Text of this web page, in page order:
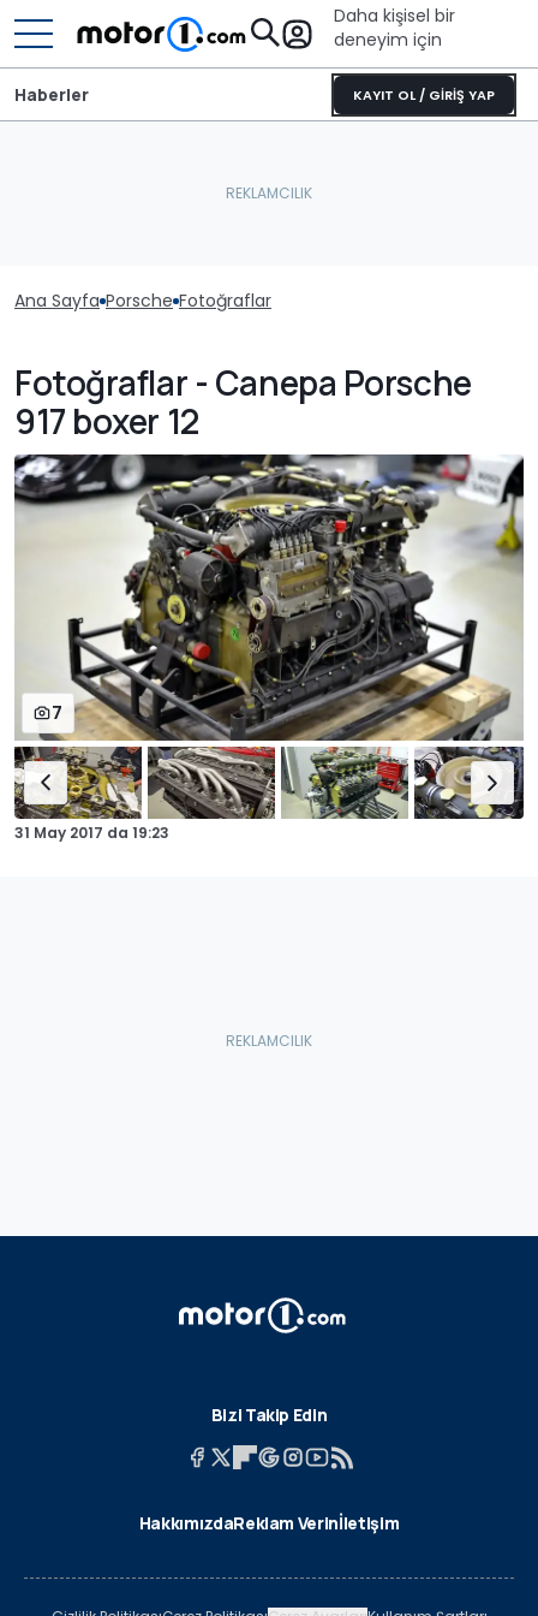
Daha kişisel bir
deneyim için
KAYIT OL / GİRİŞ YAP
Haberler
Ana Sayfa Porsche Fotoğraflar
Fotoğraflar - Canepa Porsche
917 boxer 12
7
31 May 2017 da 19:23
Bizi Takip Edin
HakkımızdaReklam Verinİletişim